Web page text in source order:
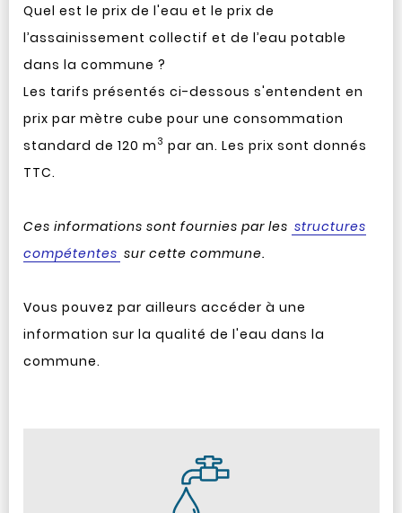
Quel est le prix de l'eau et le prix de
l’assainissement collectif et de l’eau potable
dans la commune ?
Les tarifs présentés ci-dessous s'entendent en
prix par mètre cube pour une consommation
standard de 120 m 3 par an. Les prix sont donnés
TTC.
Ces informations sont fournies par les structures
compétentes sur cette commune.
Vous pouvez par ailleurs accéder à une
information sur la qualité de l'eau dans la
commune.